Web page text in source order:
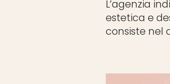
L’agenzia
estetica e
consiste nel